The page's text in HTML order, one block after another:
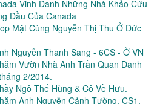
Vinh Danh Những Nhà Khảo Cứu
Đầu Của Canada
Mặt Cùng Nguyễn Thị Thu Ở Đức
Nguyễn Thanh Sang - 6CS - Ở VN
Vườn Nhà Anh Trần Quan Danh
2/2014.
Ngô Thế Hùng & Cô Về Hưu.
Anh Nguyễn Cảnh Tường, CS1,